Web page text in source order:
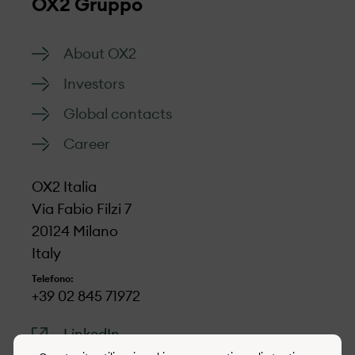
interlocutori e faremo il possibile per dare
OX2 Gruppo
About OX2
Investors
Global contacts
Career
OX2 Italia
Via Fabio Filzi 7
20124 Milano
Italy
Telefono:
+39 02 845 71972
LinkedIn